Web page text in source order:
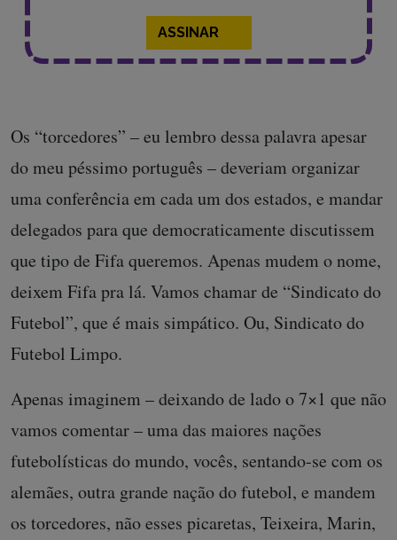
ASSINAR
Os “torcedores” – eu lembro dessa palavra apesar
do meu péssimo português – deveriam organizar
uma conferência em cada um dos estados, e mandar
delegados para que democraticamente discutissem
que tipo de Fifa queremos. Apenas mudem o nome,
deixem Fifa pra lá. Vamos chamar de “Sindicato do
Futebol”, que é mais simpático. Ou, Sindicato do
Futebol Limpo.
Apenas imaginem – deixando de lado o 7×1 que não
vamos comentar – uma das maiores nações
futebolísticas do mundo, vocês, sentando-se com os
alemães, outra grande nação do futebol, e mandem
os torcedores, não esses picaretas, Teixeira, Marin,